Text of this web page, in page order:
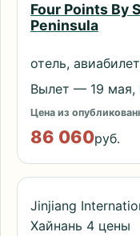
Four Points By
Peninsula
отель,
Вылет — 19 мая,
Цена из
86 060руб.
Jinjiang
Хайнань 4 цены